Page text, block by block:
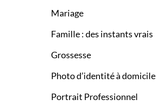
Mariage
Famille : des instants vrais
Grossesse
Photo d’identité à domicile
Portrait Professionnel